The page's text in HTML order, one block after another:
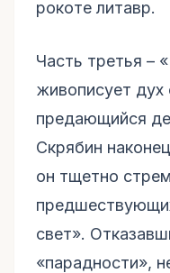
рокоте литавр.
Часть третья –
живописует
предающийся
Скрябин
он тщетно
свет».
«парадности»,